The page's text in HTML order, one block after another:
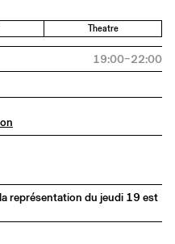
Theatre
19:00–22:00
représentation du jeudi 19 est